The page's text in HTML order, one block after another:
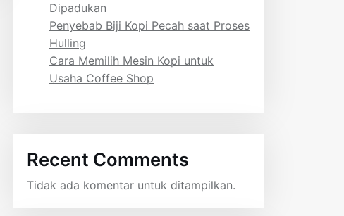
Dipadukan
Penyebab Biji Kopi Pecah saat Proses
Hulling
Cara Memilih Mesin Kopi untuk
Usaha Coffee Shop
Recent Comments
Tidak ada komentar untuk ditampilkan.